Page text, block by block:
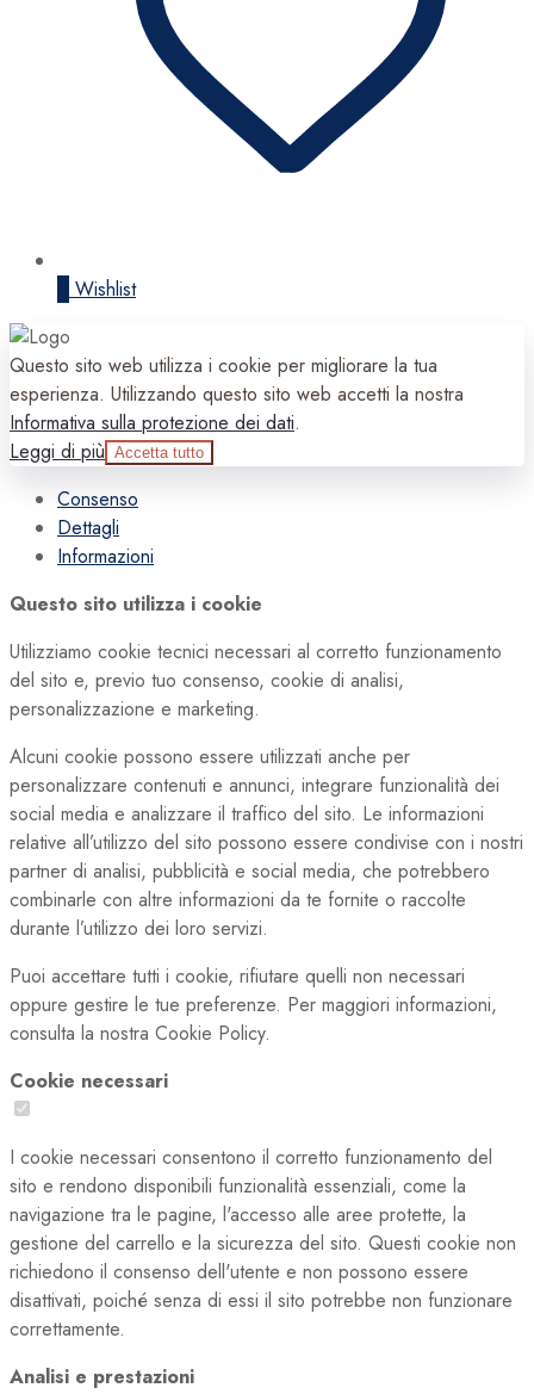
Wishlist
Questo sito web utilizza i cookie per migliorare la tua
esperienza. Utilizzando questo sito web accetti la nostra
Informativa sulla protezione dei dati.
Leggi di più Accetta tutto
Consenso
Dettagli
Informazioni
Questo sito utilizza i cookie
Utilizziamo cookie tecnici necessari al corretto funzionamento
del sito e, previo tuo consenso, cookie di analisi,
personalizzazione e marketing.
Alcuni cookie possono essere utilizzati anche per
personalizzare contenuti e annunci, integrare funzionalità dei
social media e analizzare il traffico del sito. Le informazioni
relative all’utilizzo del sito possono essere condivise con i nostri
partner di analisi, pubblicità e social media, che potrebbero
combinarle con altre informazioni da te fornite o raccolte
durante l’utilizzo dei loro servizi.
Puoi accettare tutti i cookie, rifiutare quelli non necessari
oppure gestire le tue preferenze. Per maggiori informazioni,
consulta la nostra Cookie Policy.
Cookie necessari
I cookie necessari consentono il corretto funzionamento del
sito e rendono disponibili funzionalità essenziali, come la
navigazione tra le pagine, l'accesso alle aree protette, la
gestione del carrello e la sicurezza del sito. Questi cookie non
richiedono il consenso dell'utente e non possono essere
disattivati, poiché senza di essi il sito potrebbe non funzionare
correttamente.
Analisi e prestazioni